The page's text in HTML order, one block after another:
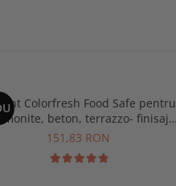
Colorfresh Food Safe pentru
beton, terrazzo- finisaj
satinat
151,83 RON